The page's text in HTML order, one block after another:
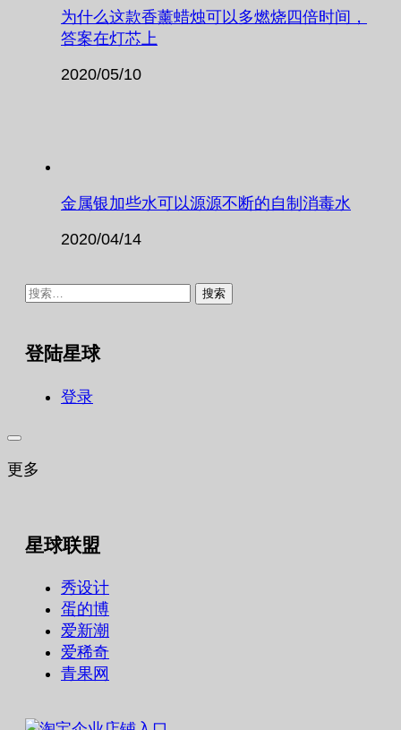
为什么这款香薰蜡烛可以多燃烧四倍时间，
答案在灯芯上
2020/05/10
金属银加些水可以源源不断的自制消毒水
2020/04/14
搜
登陆星球
登录
更多
星球联盟
秀设计
蛋的博
爱新潮
爱稀奇
青果网